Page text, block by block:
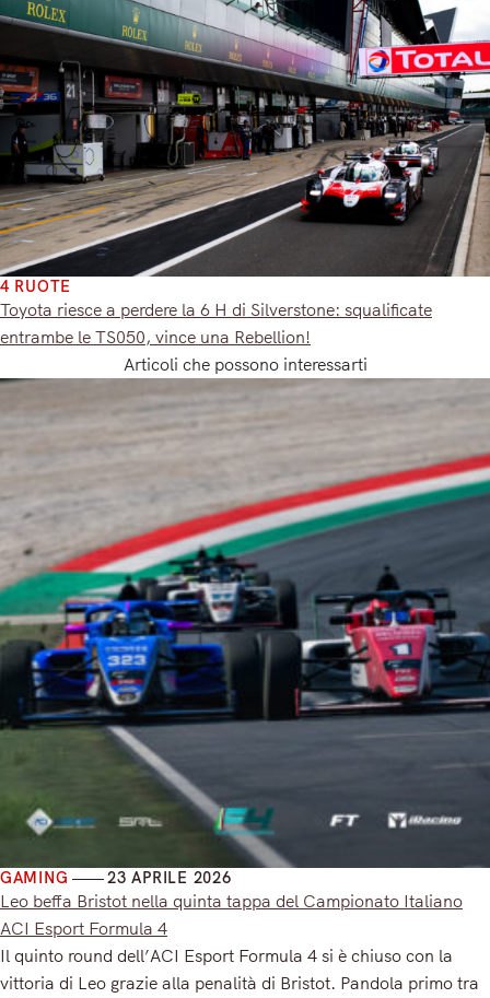
4 RUOTE
Toyota riesce a perdere la 6 H di Silverstone: squalificate
entrambe le TS050, vince una Rebellion!
Articoli che possono interessarti
GAMING 23 APRILE 2026
Leo beffa Bristot nella quinta tappa del Campionato Italiano
ACI Esport Formula 4
Il quinto round dell’ACI Esport Formula 4 si è chiuso con la
vittoria di Leo grazie alla penalità di Bristot. Pandola primo tra